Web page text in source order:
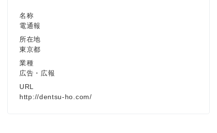
名称
電通報
所在地
東京都
業種
広告・広報
URL
http://dentsu-ho.com/